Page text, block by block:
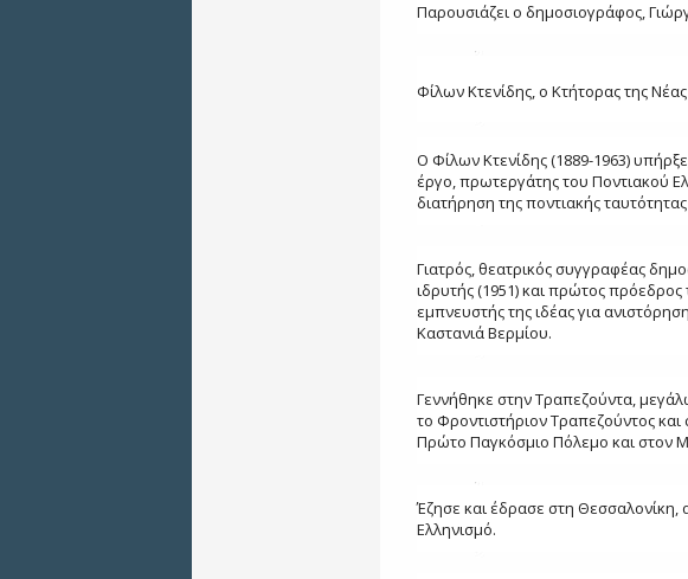
Παρουσιάζει ο δημοσιογράφος,
Φίλων Κτενίδης, ο Κτήτορας της
Ο Φίλων Κτενίδης (1889-1963)
έργο, πρωτεργάτης του Ποντιακού
διατήρηση της ποντιακής
Γιατρός, θεατρικός συγγραφέας
ιδρυτής (1951) και πρώτος
εμπνευστής της ιδέας για
Καστανιά Βερμίου.
Γεννήθηκε στην Τραπεζούντα,
το Φροντιστήριον Τραπεζούντος
Πρώτο Παγκόσμιο Πόλεμο και στον
Έζησε και έδρασε στη
Ελληνισμό.